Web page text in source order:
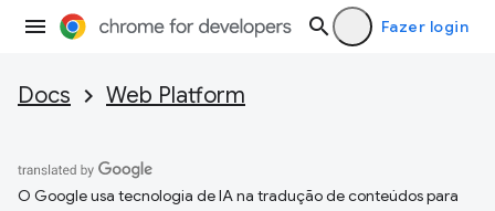
Fazer login
Docs Web Platform
O Google usa tecnologia de IA na tradução de conteúdos para